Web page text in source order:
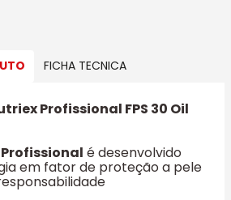
FICHA TECNICA
Profissional FPS 30 Oil
é desenvolvido
em fator de proteção a pele